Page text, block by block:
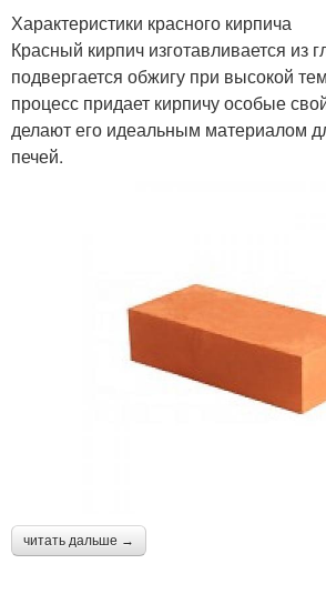
Характеристики красного кирпича
Красный кирпич изготавливается из
подвергается обжигу при высокой
процесс придает кирпичу особые
делают его идеальным материалом
печей.
читать дальше →